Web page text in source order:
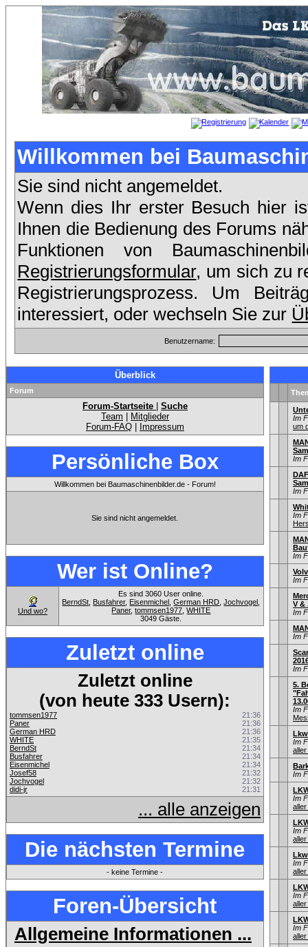
Willkommen bei
Sie sind nicht angemeldet.
Wenn dies Ihr erster Besuch hier
Ihnen die Bedienung des Forums
Funktionen von
Registrierungsformular, um sich zu
Registrierungsprozess. Um
interessiert, oder wechseln Sie zur
Benutzername:
Überblick
Forum
Forum-Startseite
Suche
Team
Mitglieder
Forum-FAQ
Impressum
Persönliche Box
Willkommen bei Baumaschinenbilder.de - Forum!
Sie sind nicht angemeldet.
Wer ist Online?
Und wo?
Es sind 3060 User online.
BerndSt Busfahrer, Eisenmichel ,German HRD ,Jochvogel
Paner,tommsen1977 ,WHITE
3049 Gäste.
Zuletzt online
Zuletzt online
(von heute 333 Usern):
tommsen1977
21:36
Paner
21:36
German HRD
21:36
WHITE
21:35
BerndSt
21:34
Busfahrer
21:34
Eisenmichel
21:34
Josef58
21:32
Jochvogel
21:32
didi-jr
21:31
... alle anzeigen
Die nächsten Termine
- keine Termine -
Foren-Übersicht
Allgemeine Informationen ...
Im
um
Im
Im
Im
Im
Im
V &
Im
Im
Im
5.
Im
Im
aller
Im
Im
aller
Im
aller
Im
aller
Im
aller
Im
aller